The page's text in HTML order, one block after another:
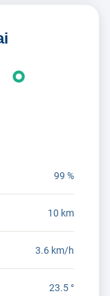
99 %
10 km
3.6 km/h
23.5 °